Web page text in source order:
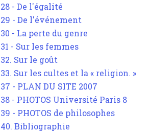
28 - De l'égalité
29 - De l'événement
30 - La perte du genre
31 - Sur les femmes
32. Sur le goût
33. Sur les cultes et la « religion. »
37 - PLAN DU SITE 2007
38 - PHOTOS Université Paris 8
39 - PHOTOS de philosophes
40. Bibliographie